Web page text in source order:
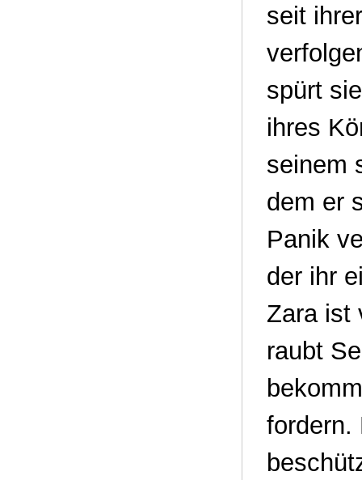
seit
spürt
ihres
seinem
dem er
Panik
der ihr
Zara ist
raubt
fordern.